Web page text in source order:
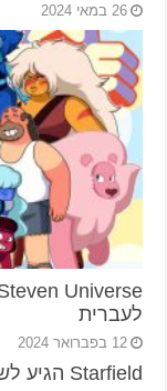
26 במאי 2024
לעברית
12 בפברואר 2024
Starfield הגיע לשיא של כמות שחקנים ב-Steam